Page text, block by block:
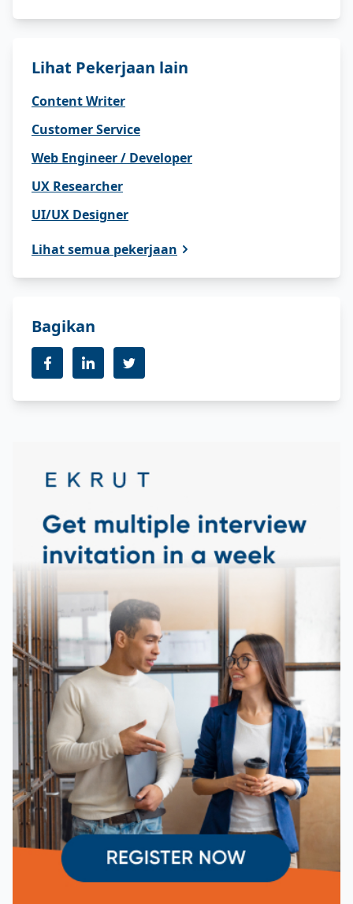
Lihat Pekerjaan lain
Content Writer
Customer Service
Web Engineer / Developer
UX Researcher
UI/UX Designer
Lihat semua pekerjaan
Bagikan